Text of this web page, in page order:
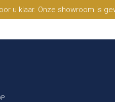
u klaar. Onze showroom is